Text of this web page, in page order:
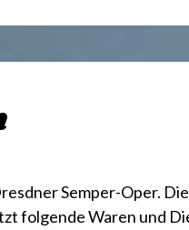
Semper-Oper.
folgende Waren und